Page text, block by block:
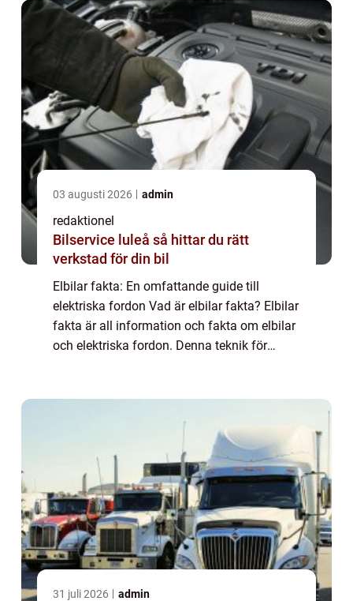
03 augusti 2026 admin
redaktionel
Bilservice luleå så hittar du rätt
verkstad för din bil
Elbilar fakta: En omfattande guide till
elektriska fordon Vad är elbilar fakta? Elbilar
fakta är all information och fakta om elbilar
och elektriska fordon. Denna teknik för
31 juli 2026 admin